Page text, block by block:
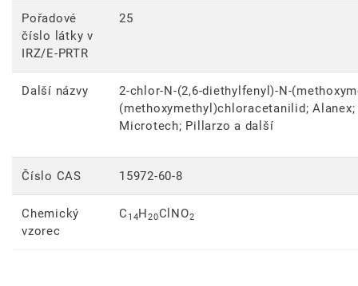
Pořadové
číslo látky v
IRZ/E-PRTR
25
Další názvy
2-chlor-N-(2,6-diethylfenyl)-N-
(methoxymethyl)chloracetanilid;
Microtech; Pillarzo a další
Číslo CAS 15972-60-8
Chemický
vzorec
C 14H 20ClNO2